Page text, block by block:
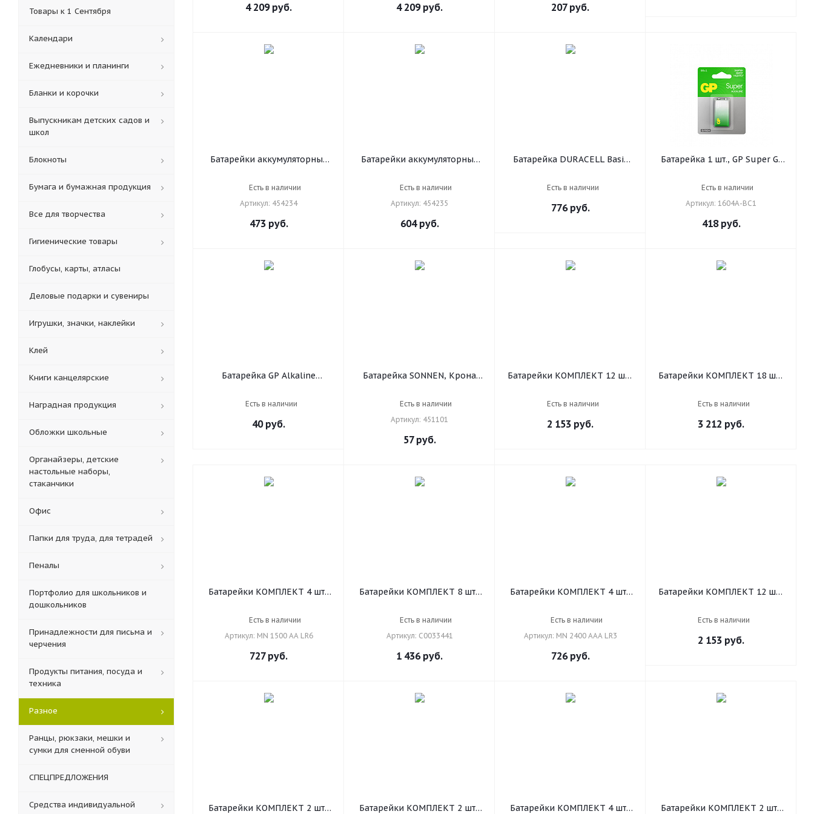
4 209руб. 4 209руб. 207руб.
Батарейки аккумуляторные
КОМПЛЕКТ 2 шт., АА (HR6)
Есть в наличии
Артикул: 454234
473руб.
Батарейки аккумуляторные
КОМПЛЕКТ 2 шт., АА (HR6)
Есть в наличии
Артикул: 454235
604руб.
Батарейка DURACELL Basic
алкалиновая, 1 шт., 9 В,
Есть в наличии
776руб.
Батарейка 1 шт., GP Super G-
1604A), алкалиновая,
BC1
Есть в наличии
Артикул: 1604A-BC1
418руб.
Батарейка GP Alkaline
LR44), алкалиновая, 1 шт.,
Есть в наличии
40руб.
Батарейка SONNEN, Крона
шт., в пленке, 451101
Есть в наличии
Артикул: 451101
57руб.
Батарейки КОМПЛЕКТ 12 шт.,
AA (LR6, 15А), алкалиновые,
Есть в наличии
2 153 руб.
Батарейки КОМПЛЕКТ 18 шт.,
AA (LR6, 15А), алкалиновые,
Есть в наличии
3 212 руб.
Батарейки КОМПЛЕКТ 4 шт.,
AA (LR6, 15А), алкалиновые,
LR6
Есть в наличии
Артикул: MN 1500 АА LR6
727руб.
Батарейки КОМПЛЕКТ 8 шт.,
AA (LR6, 15А), алкалиновые,
Есть в наличии
Артикул: C0033441
1 436руб.
Батарейки КОМПЛЕКТ 4 шт.,
AAA (LR03, 24А),
мизинчиковые, MN 2400 AAA
LR3
Есть в наличии
Артикул: MN 2400 AAA LR3
726руб.
Батарейки КОМПЛЕКТ 12 шт.,
AAA (LR03, 24А),
Есть в наличии
2 153 руб.
Батарейки КОМПЛЕКТ 2 шт.,
Батарейки КОМПЛЕКТ 2 шт.,
Батарейки КОМПЛЕКТ 4 шт.,
Батарейки КОМПЛЕКТ 2 шт.,
Товары к 1 Сентября
Календари
Ежедневники и планинги
Бланки и корочки
Выпускникам детских садов и
школ
Блокноты
Бумага и бумажная продукция
Все для творчества
Гигиенические товары
Глобусы, карты, атласы
Деловые подарки и сувениры
Игрушки, значки, наклейки
Клей
Книги канцелярские
Наградная продукция
Обложки школьные
Органайзеры, детские
настольные наборы,
стаканчики
Офис
Папки для труда, для тетрадей
Пеналы
Портфолио для школьников и
дошкольников
Принадлежности для письма и
черчения
Продукты питания, посуда и
техника
Разное
Ранцы, рюкзаки, мешки и
сумки для сменной обуви
СПЕЦПРЕДЛОЖЕНИЯ
Средства индивидуальной